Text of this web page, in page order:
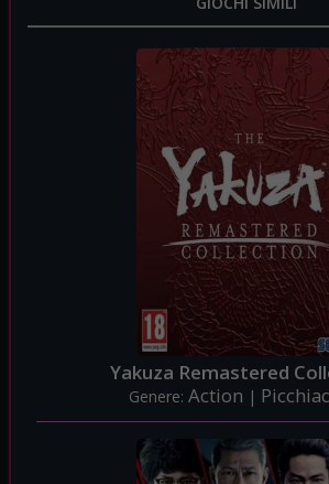
Yakuza Remastered
Genere: Action |